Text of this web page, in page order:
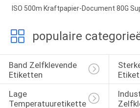
ISO 500m Kraftpapier-Document 80G
populaire
Band Zelfklevende
Etiketten
Lage
Temperatuuretiketten